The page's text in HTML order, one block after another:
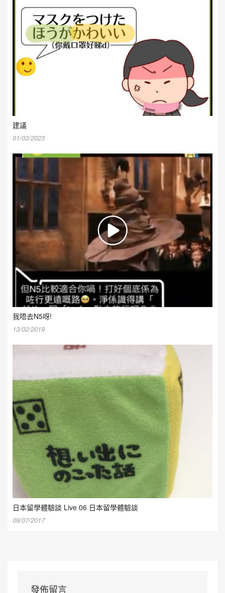
建議
01/03/2023
我唔去N5呀!
13/02/2019
日本留學體驗談 Live 06 日本留學體驗談
09/07/2017
發佈留言